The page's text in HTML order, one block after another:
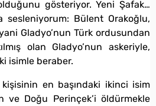
gösteriyor. Yeni Şafak…
Bülent Orakoğlu,
Gladyo’nun Türk ordusundan
olan Gladyo’nun askeriyle,
isimle beraber.
en başındaki ikinci isim
ve Doğu Perinçek’i öldürmekle